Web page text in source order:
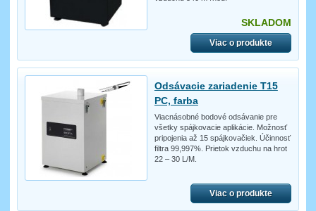
SKLADOM
Viac o produkte
Odsávacie zariadenie T15
PC, farba
Viacnásobné bodové odsávanie pre
všetky spájkovacie aplikácie. Možnosť
pripojenia až 15 spájkovačiek. Účinnosť
filtra 99,997%. Prietok vzduchu na hrot
22 – 30 L/M.
Viac o produkte